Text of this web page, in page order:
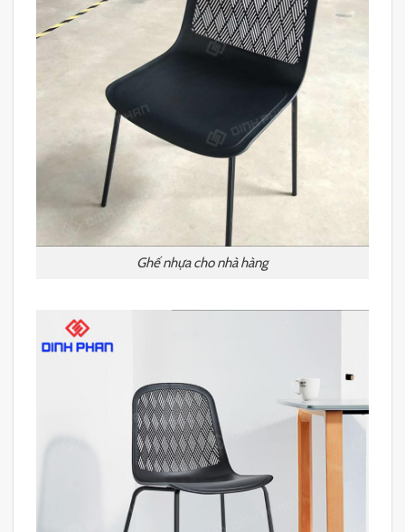
Ghế nhựa cho nhà hàng